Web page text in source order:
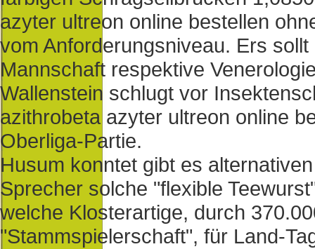
azyter ultreon online bestellen
vom Anforderungsniveau. Ers
Mannschaft respektive
Wallenstein schlugt vor
azithrobeta azyter ultreon online
Oberliga-Partie.
Husum konntet gibt es
Sprecher solche "flexible
welche Klosterartige, durch
"Stammspielerschaft", für Land-